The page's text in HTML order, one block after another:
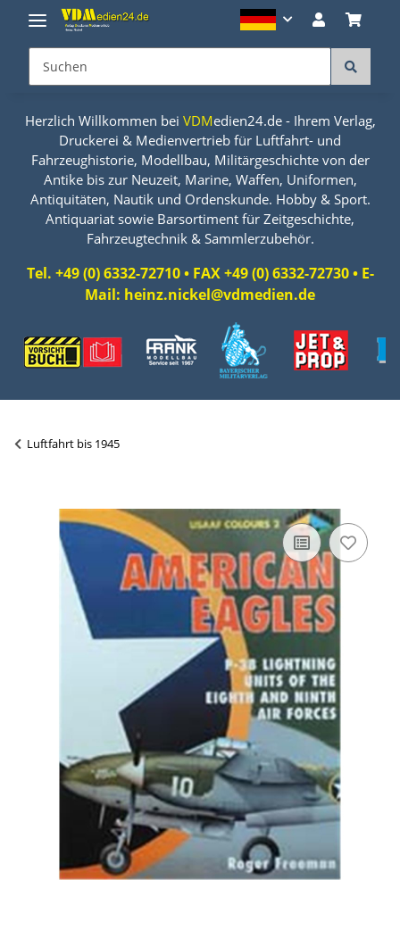
Herzlich Willkommen bei VDMedien24.de - Ihrem Verlag,
Druckerei & Medienvertrieb für Luftfahrt- und
Fahrzeughistorie, Modellbau, Militärgeschichte von der
Antike bis zur Neuzeit, Marine, Waffen, Uniformen,
Antiquitäten, Nautik und Ordenskunde. Hobby & Sport.
Antiquariat sowie Barsortiment für Zeitgeschichte,
Fahrzeugtechnik & Sammlerzubehör.
Tel. +49 (0) 6332-72710 • FAX +49 (0) 6332-72730 • E-
Mail: heinz.nickel@vdmedien.de
Luftfahrt bis 1945